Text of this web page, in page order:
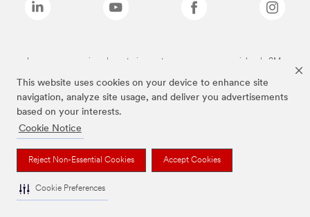
This website uses cookies on your device to enhance site
navigation, analyze site usage, and deliver you advertisements
based on your interests.
Cookie Notice
Reject Non-Essential Cookies Accept Cookies
Cookie Preferences
Las marcas mencionadas anteriormente son marcas comerciales de 3M.